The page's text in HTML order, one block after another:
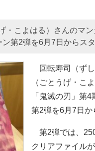
・こよはる）さんのマ
第2弾を6月7日からスタ
回転寿司（ずし
（ごとうげ・こ
「鬼滅の刃」第
第2弾を6月7日か
第2弾では、
クリアファイル